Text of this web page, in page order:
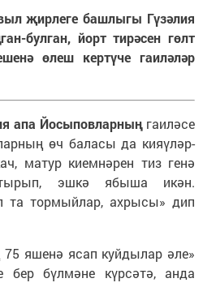
җирлеге башлыгы Гүзәлия
булган, йорт тирәсен гөлт
өлеш кертүче гаиләләр
апа Йосыповларныңгаиләсе
өч баласы да кияүләр-
матур киемнәрен тиз генә
эшкә ябыша икән.
та тормыйлар, ахрысы» дип
яшенә ясап куйдылар әле»
бүлмәне күрсәтә, анда